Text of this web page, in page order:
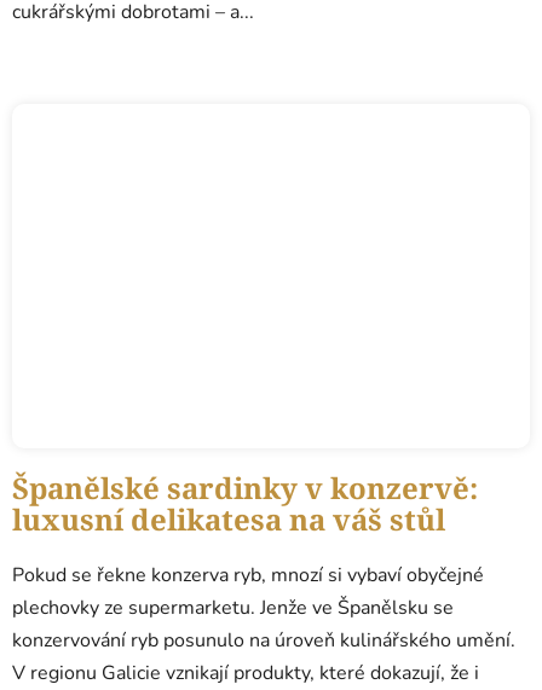
cukrářskými dobrotami – a...
Španělské sardinky v konzervě:
luxusní delikatesa na váš stůl
Pokud se řekne konzerva ryb, mnozí si vybaví obyčejné
plechovky ze supermarketu. Jenže ve Španělsku se
konzervování ryb posunulo na úroveň kulinářského umění.
V regionu Galicie vznikají produkty, které dokazují, že i